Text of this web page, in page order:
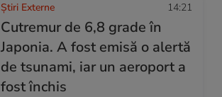
Știri Externe 14:21
Cutremur de 6,8 grade în
Japonia. A fost emisă o alertă
de tsunami, iar un aeroport a
fost închis